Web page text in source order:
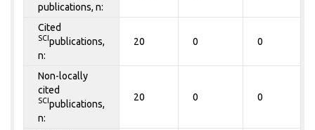
publications, n:
Cited
SCI publications,
n:
20 0 0
Non-locally
cited
SCI publications,
n:
20 0 0